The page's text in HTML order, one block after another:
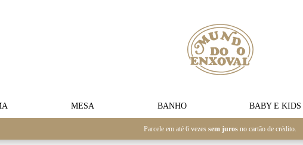
MESA BANHO BABY E KIDS
Parcele em até 6 vezes sem juros no cartão de crédito.